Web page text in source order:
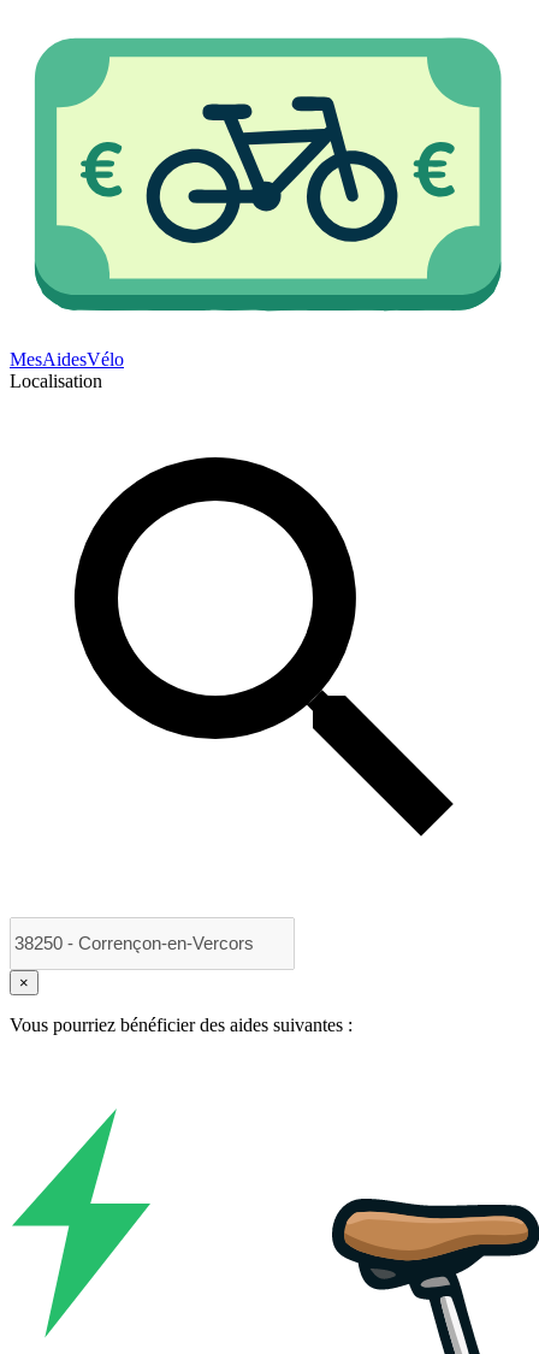
MesAidesVélo
Localisation
×
Vous pourriez bénéficier des aides suivantes :